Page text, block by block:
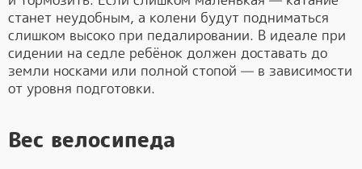
станет неудобным, а колени будут подниматься
слишком высоко при педалировании. В идеале при
сидении на седле ребёнок должен доставать до
земли носками или полной стопой — в зависимости
от уровня подготовки.
Вес велосипеда